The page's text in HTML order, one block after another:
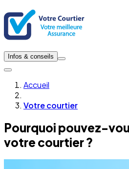
Infos & conseils
Accueil
Votre courtier
Pourquoi pouvez-
votre courtier ?